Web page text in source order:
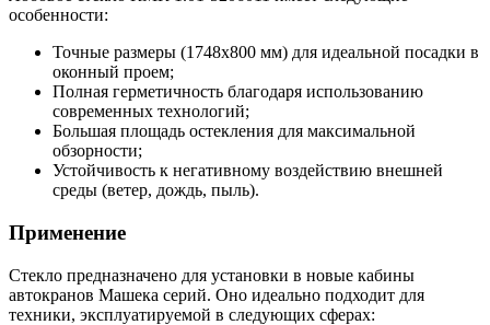
особенности:
Точные размеры (1748х800 мм) для идеальной посадки в
оконный проем;
Полная герметичность благодаря использованию
современных технологий;
Большая площадь остекления для максимальной
обзорности;
Устойчивость к негативному воздействию внешней
среды (ветер, дождь, пыль).
Применение
Стекло предназначено для установки в новые кабины
автокранов Машека серий. Оно идеально подходит для
техники, эксплуатируемой в следующих сферах: